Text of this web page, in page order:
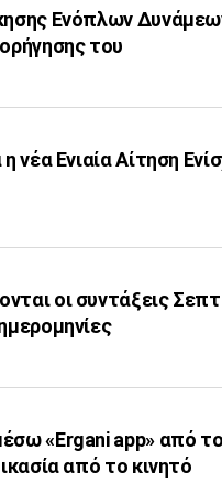
Ενόπλων
του
η νέα Ενιαία Αίτηση
οι συντάξεις
«Ergani app» από
από το κινητό